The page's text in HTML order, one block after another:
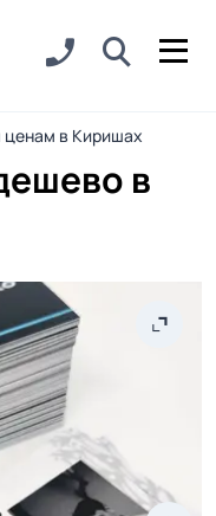
ценам в Киришах
в